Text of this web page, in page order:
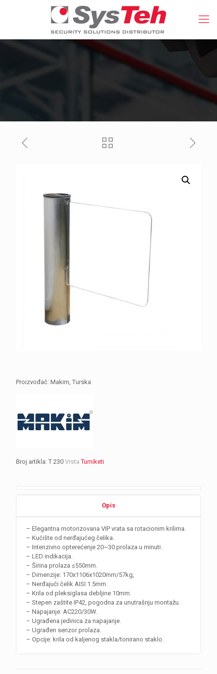
Proizvođač: Makim, Тurska
Broj artikla: T 230 VrstaTurniketi
Opis
– Elegantna motorizovana VIP vrata sa rotacionim krilima.
– Kućište od nerđajućeg čelika.
– Intenzivno opterećenje 20~30 prolaza u minuti.
– LED indikacija.
– Širina prolaza ≤550mm.
– Dimenzije: 170х1106х1020mm/57kg,
– Nerđajući čelik AISI 1.5mm.
– Krila od pleksiglasa debljine 10mm.
– Stepen zaštite IP42, pogodna za unutrašnju montažu.
– Napajanje: AC220/30W.
– Ugrađena jedinica za napajanje.
– Ugrađen senzor prolaza.
– Оpcije: krila od kaljenog stakla/tonirano staklo.